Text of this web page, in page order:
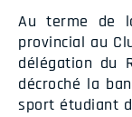
Au terme de
provincial au
délégation du
décroché la
sport étudiant